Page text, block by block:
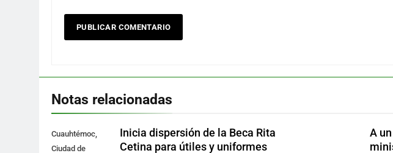
Notas relacionadas
Cuauhtémoc,
Ciudad de
Inicia dispersión de la Beca Rita
Cetina para útiles y uniformes
A